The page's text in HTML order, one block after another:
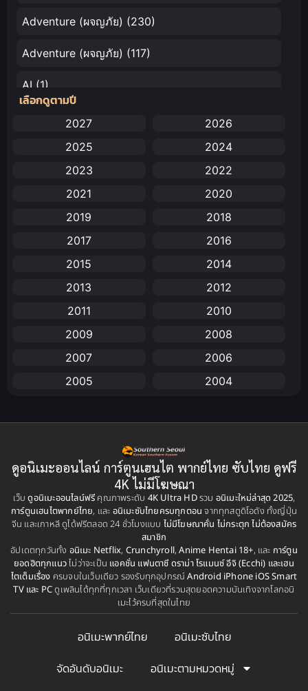
Adventure (ผจญภัย) (230)
Adventure (ผจญภัย) (117)
AI (1)
Amazon Prime
Anal (ประตูหลัง)
(732)
Animation การ์ตูน
Animation อนิเมะ
Animation แอนิเมชั่น
(25)
BBC (1)
Big tits (นมใหญ่)(19)
Biography(1)
Bitch (ผู้หญิงร่าน) (1)
Blackmail (ข่มขู่)(1)
เลือกดูตามปี
2027
2026
2025
2024
2023
2022
2021
2020
2019
2018
2017
2016
2015
2014
2013
2012
2011
2010
2009
2008
2007
2006
2005
2004
2001
2000
1997
1996
1995
1993
1992
1991
1990
1989
1988
1987
1985
1984
1983
1982
1981
1980
1979
ดูอนิเมะออนไลน์ การ์ตูนเฮนไต พากย์ไทย ซับไทย ดูฟรี
4K ไม่มีโฆษณา
เว็บดูอนิเมะออนไลน์ฟรี คุณภาพระดับ 4K Ultra HDรวม อนิเมะใหม่ล่าสุด 2025,
การ์ตูนเฮนไตพากย์ไทย, และ อนิเมะซับไทยครบทุกตอน จากทุกสตูดิโอดัง ทั้งญี่ปุ่น
จีน และเกาหลี ดูได้ฟรีตลอด 24 ชั่วโมงแบบ ไม่มีโฆษณาคั่น ไม่กระตุก ไม่ต้องสมัคร
สมาชิก
อัปเดตทุกวันทั้ง อนิเมะ Netflix, Crunchyroll,Anime Hentai 18+, และ การ์ตูน
ยอดฮิตทุกแนวไม่ว่าจะเป็น แอคชั่น แฟนตาซี ดราม่า โรแมนซ์ อีจิ (Ecchi) และเฮน
ไตเต็มเรื่อง ครบจบในเว็บเดียว รองรับทุกอุปกรณ์Android iPhone iOS Smart
TV และ PCดูเพลินได้ทุกที่ทุกเวลา เว็บเดียวที่รวมสุดยอดความบันเทิงจากโลกอนิ
เมะไว้ครบที่สุดในไทย
อนิเมะพากย์ไทย
อนิเมะซับไทย
จัดอันดับอนิเมะ
อนิเมะตามหมวดหมู่